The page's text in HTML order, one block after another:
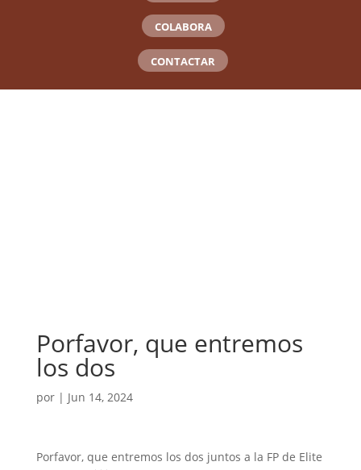
COLABORA
CONTACTAR
Porfavor, que entremos
los dos
por | Jun 14, 2024
Porfavor, que entremos los dos juntos a la FP de Elite